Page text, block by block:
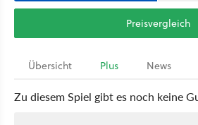
Preisvergleich
Übersicht Plus News
Zu diesem Spiel gibt es noch keine